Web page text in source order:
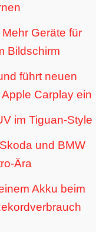
Geräte für
Bildschirm
führt neuen
Carplay ein
im Tiguan-Style
und BMW
Ära
Akku beim